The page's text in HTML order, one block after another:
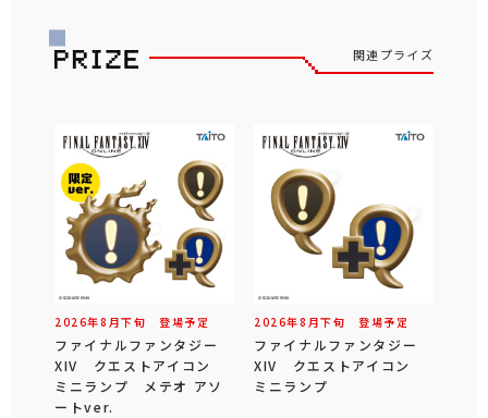
関連プライズ
2026年8 月下旬 登場予定
ファイナルファンタジー
XIV クエストアイコン
ミニランプ メテオ アソ
ートver.
2026年8 月下旬 登場予定
ファイナルファンタジー
XIV クエストアイコン
ミニランプ